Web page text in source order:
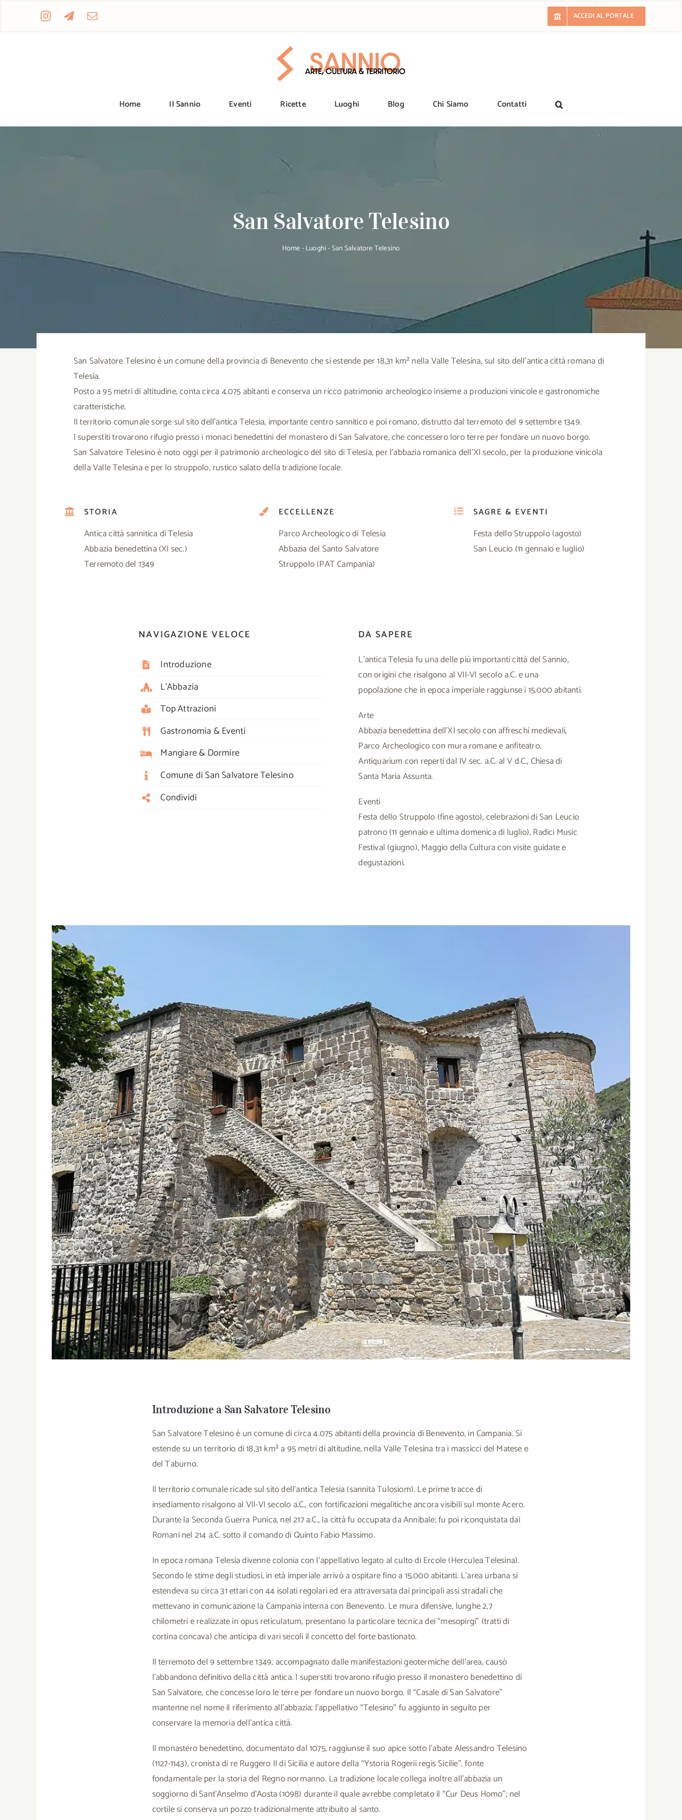
ACCEDI AL PORTALE
Home Il Sannio Eventi Ricette Luoghi Blog Chi Siamo Contatti
San Salvatore Telesino
Home-Luoghi-San Salvatore Telesino
San Salvatore Telesino è un comune della provincia di Benevento che si estende per 18,31 km² nella Valle Telesina, sul sito dell’antica città romana di
Telesia.
Posto a 95 metri di altitudine, conta circa 4.075 abitanti e conserva un ricco patrimonio archeologico insieme a produzioni vinicole e gastronomiche
caratteristiche.
Il territorio comunale sorge sul sito dell’antica Telesia, importante centro sannitico e poi romano, distrutto dal terremoto del 9 settembre 1349.
I superstiti trovarono rifugio presso i monaci benedettini del monastero di San Salvatore, che concessero loro terre per fondare un nuovo borgo.
San Salvatore Telesino è noto oggi per il patrimonio archeologico del sito di Telesia, per l’abbazia romanica dell’XI secolo, per la produzione vinicola
della Valle Telesina e per lo struppolo, rustico salato della tradizione locale.
STORIA
Antica città sannitica di Telesia
Abbazia benedettina (XI sec.)
Terremoto del 1349
ECCELLENZE
Parco Archeologico di Telesia
Abbazia del Santo Salvatore
Struppolo (PAT Campania)
SAGRE & EVENTI
Festa dello Struppolo (agosto)
San Leucio (11 gennaio e luglio)
NAVIGAZIONE VELOCE
Introduzione
L’Abbazia
Top Attrazioni
Gastronomia & Eventi
Mangiare & Dormire
Comune di San Salvatore Telesino
Condividi
DA SAPERE
L’antica Telesia fu una delle più importanti città del Sannio,
con origini che risalgono al VII-VI secolo a.C. e una
popolazione che in epoca imperiale raggiunse i 15.000 abitanti.
Arte
Abbazia benedettina dell’XI secolo con affreschi medievali,
Parco Archeologico con mura romane e anfiteatro,
Antiquarium con reperti dal IV sec. a.C. al V d.C., Chiesa di
Santa Maria Assunta.
Eventi
Festa dello Struppolo (fine agosto), celebrazioni di San Leucio
patrono (11 gennaio e ultima domenica di luglio), Radici Music
Festival (giugno), Maggio della Cultura con visite guidate e
degustazioni.
Introduzione a San Salvatore Telesino
San Salvatore Telesino è un comune di circa 4.075 abitanti della provincia di Benevento, in Campania. Si
estende su un territorio di 18,31 km² a 95 metri di altitudine, nella Valle Telesina tra i massicci del Matese e
del Taburno.
Il territorio comunale ricade sul sito dell’antica Telesia (sannita Tulosiom). Le prime tracce di
insediamento risalgono al VII-VI secolo a.C., con fortificazioni megalitiche ancora visibili sul monte Acero.
Durante la Seconda Guerra Punica, nel 217 a.C., la città fu occupata da Annibale; fu poi riconquistata dai
Romani nel 214 a.C. sotto il comando di Quinto Fabio Massimo.
In epoca romana Telesia divenne colonia con l’appellativo legato al culto di Ercole (Herculea Telesina).
Secondo le stime degli studiosi, in età imperiale arrivò a ospitare fino a 15.000 abitanti. L’area urbana si
estendeva su circa 31 ettari con 44 isolati regolari ed era attraversata dai principali assi stradali che
mettevano in comunicazione la Campania interna con Benevento. Le mura difensive, lunghe 2,7
chilometri e realizzate in opus reticulatum, presentano la particolare tecnica dei “mesopirgi” (tratti di
cortina concava) che anticipa di vari secoli il concetto del forte bastionato.
Il terremoto del 9 settembre 1349, accompagnato dalle manifestazioni geotermiche dell’area, causò
l’abbandono definitivo della città antica. I superstiti trovarono rifugio presso il monastero benedettino di
San Salvatore, che concesse loro le terre per fondare un nuovo borgo. Il “Casale di San Salvatore”
mantenne nel nome il riferimento all’abbazia; l’appellativo “Telesino” fu aggiunto in seguito per
conservare la memoria dell’antica città.
Il monastero benedettino, documentato dal 1075, raggiunse il suo apice sotto l’abate Alessandro Telesino
(1127-1143), cronista di re Ruggero II di Sicilia e autore della “Ystoria Rogerii regis Sicilie”, fonte
fondamentale per la storia del Regno normanno. La tradizione locale collega inoltre all’abbazia un
soggiorno di Sant’Anselmo d’Aosta (1098) durante il quale avrebbe completato il “Cur Deus Homo”; nel
cortile si conserva un pozzo tradizionalmente attribuito al santo.